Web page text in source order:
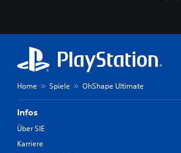
Home Spiele OhShape Ultimate
Infos
Über SIE
Karriere